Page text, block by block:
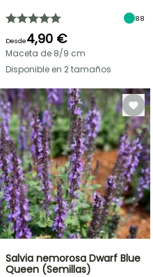
88
Desde4,90 €
Maceta de 8/9 cm
Disponible en 2 tamaños
Salvia nemorosa Dwarf Blue
Queen (Semillas)